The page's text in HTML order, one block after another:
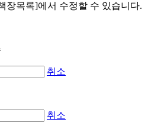
장목록]에서 수정할 수 있습니다.
취소
취소